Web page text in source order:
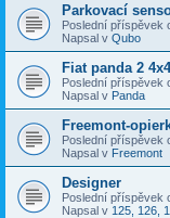
Parkovací
Poslední příspěvek
Napsal v Qubo
Fiat panda 2
Poslední příspěvek
Napsal v Panda
Freemont-
Poslední příspěvek
Napsal v Freemont
Designer
Poslední příspěvek
Napsal v 125, 126,